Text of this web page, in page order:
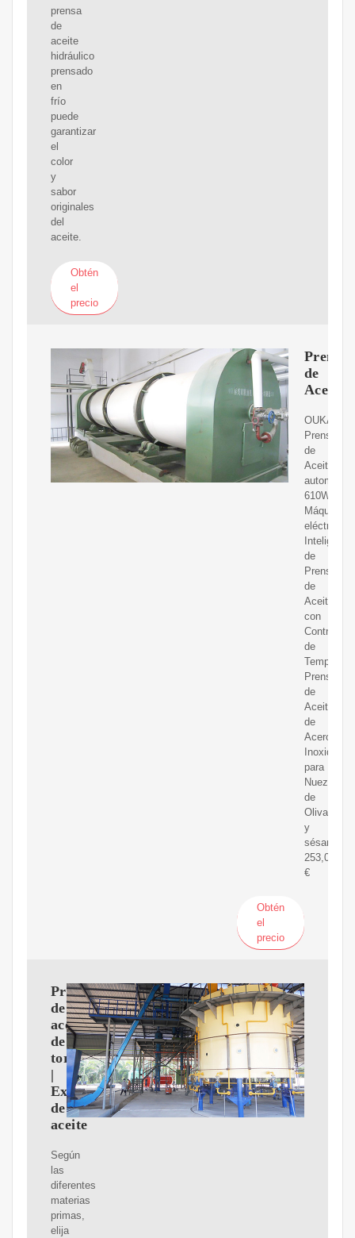
prensa
de
aceite
hidráulico
prensado
en
frío
puede
garantizar
el
color
y
sabor
originales
del
aceite.
Obtén
el
precio
Prensas
de
Aceite
Prensa
de
Aceite
automática
610W
Máquina
eléctrica
Inteligente
de
Prensa
de
Aceite
con
Control
de
Prensa
de
Aceite
de
Acero
Inoxidable
para
Nuez
de
Oliva
y
sésamo
253,00
€
Obtén
el
precio
Prensa
de
aceite
de
tornillo
|
Expulsor
de
aceite
Según
las
diferentes
materias
primas,
elija